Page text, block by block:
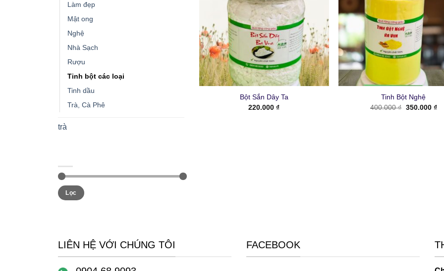
Làm đẹp
Mật ong
Nghệ
Nhà Sạch
Rượu
Tinh bột các loại
Tinh dầu
Trà, Cà Phê
trà
Giá
tối
thiểu
Giá
tối
đa
Lọc
+
Bột Sắn Dây Ta
220.000₫
Tinh Bột Nghệ
400.000₫ Giá
350.000 ₫Giá
LIÊN HỆ VỚI CHÚNG TÔI FACEBOOK